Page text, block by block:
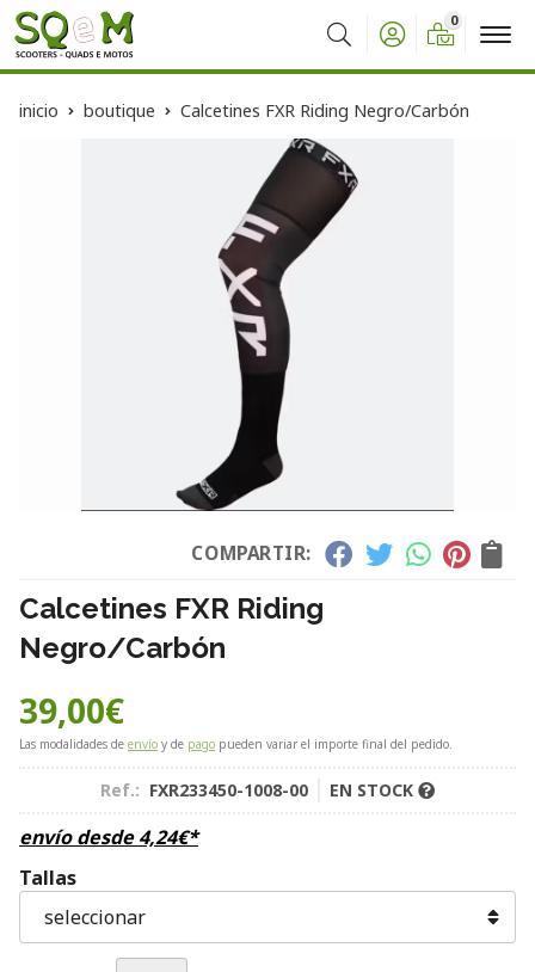
Buscar
0
inicio boutique Calcetines FXR Riding Negro/Carbón
COMPARTIR:
Calcetines FXR Riding
Negro/Carbón
39,00€
Las modalidades de envío y de pago pueden variar el importe final del pedido.
Ref.: FXR233450-1008-00 EN STOCK
envío desde4,24€*
Tallas